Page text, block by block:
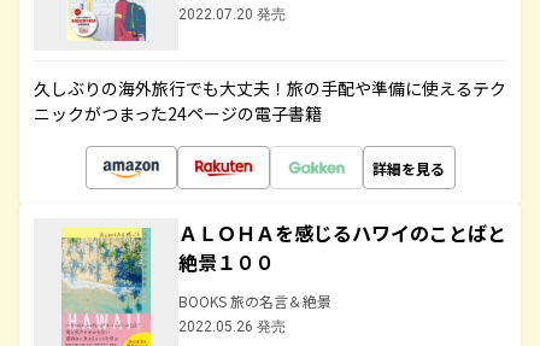
2022.07.20 発売
久しぶりの海外旅行でも大丈夫！旅の手配や準備に使えるテク
ニックがつまった24ページの電子書籍
詳細を見る
ＡＬＯＨＡを感じるハワイのことばと
絶景１００
BOOKS 旅の名言＆絶景
2022.05.26 発売